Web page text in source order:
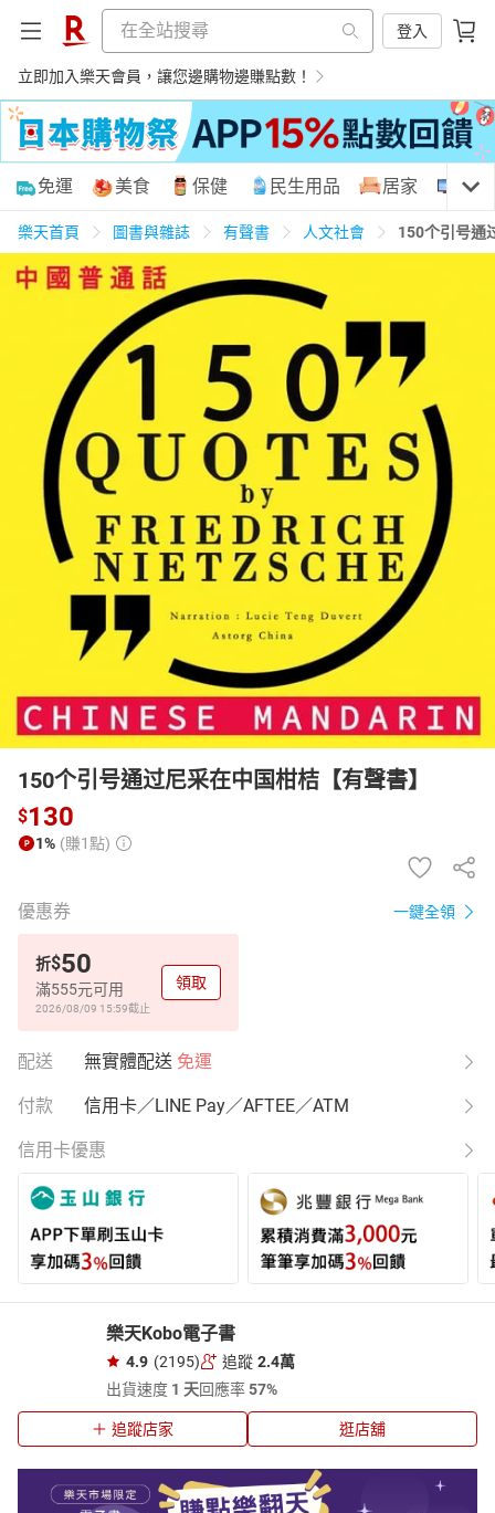
登入
立即加入樂天會員，讓您邊購物邊賺點數！
購物網分類
天天免運 美食蛋糕 養生保健
居家生活 3C家電 運動休閒 親子玩具
女裝 男裝 化妝保養 情趣用品
日本購物 電子/紙本書
免運 美食 保健 民生用品 居家 3C
樂天首頁 圖書與雜誌 有聲書 人文社會 150个引号通
150个引号通过尼采在中国柑桔【有聲書】
$130
1% (賺1點)
優惠券 一鍵全領
折$50
滿555元可用
2026/08/09 15:59截止
領取
配送 無實體配送 免運
付款 信用卡／LINE Pay／AFTEE／ATM
信用卡優惠
樂天Kobo電子書
4.9 (2195) 追蹤 2.4萬
出貨速度 1 天回應率57%
追蹤店家 逛店舖